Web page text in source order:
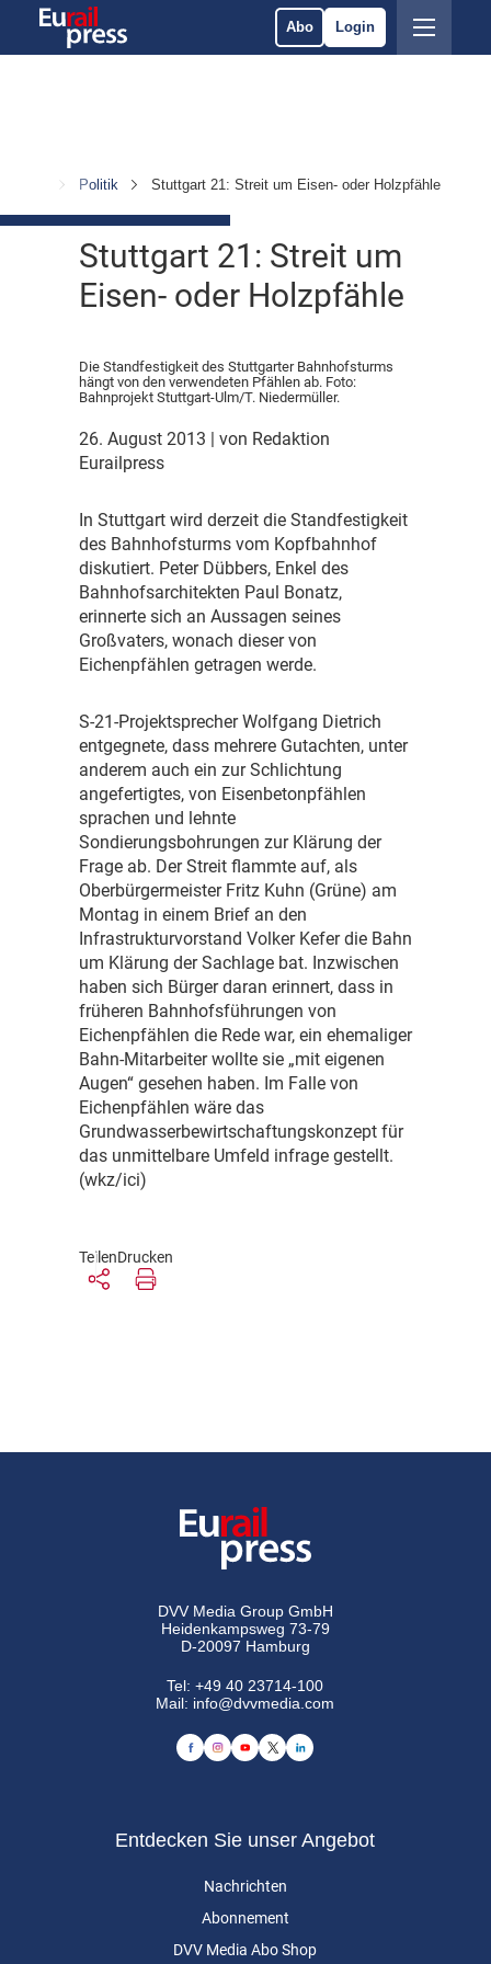
Abo Login
Politik Stuttgart 21: Streit um Eisen- oder Holzpfähle
Stuttgart 21: Streit um
Eisen- oder Holzpfähle
Die Standfestigkeit des Stuttgarter Bahnhofsturms
hängt von den verwendeten Pfählen ab. Foto:
Bahnprojekt Stuttgart-Ulm/T. Niedermüller.
26. August 2013
| von Redaktion
Eurailpress
n Stuttgart wird derzeit die Standfestigkeit
des Bahnhofsturms vom Kopfbahnhof
diskutiert. Peter Dübbers, Enkel des
Bahnhofsarchitekten Paul Bonatz,
erinnerte sich an Aussagen seines
Großvaters, wonach dieser von
Eichenpfählen getragen werde.
S-21-Projektsprecher Wolfgang Dietrich
entgegnete, dass mehrere Gutachten, unter
anderem auch ein zur Schlichtung
angefertigtes, von Eisenbetonpfählen
sprachen und lehnte
Sondierungsbohrungen zur Klärung der
Frage ab. Der Streit flammte auf, als
Oberbürgermeister Fritz Kuhn (Grüne) am
Montag in einem Brief an den
Infrastrukturvorstand Volker Kefer die Bahn
um Klärung der Sachlage bat. Inzwischen
haben sich Bürger daran erinnert, dass in
früheren Bahnhofsführungen von
Eichenpfählen die Rede war, ein ehemaliger
Bahn-Mitarbeiter wollte sie „mit eigenen
Augen“ gesehen haben. Im Falle von
Eichenpfählen wäre das
Grundwasserbewirtschaftungskonzept für
das unmittelbare Umfeld infrage gestellt.
(wkz/ici)
TeilenDrucken
DVV Media Group GmbH
Heidenkampsweg 73-79
D-20097 Hamburg
Tel:+49 40 23714-100
Mail: info@dvvmedia.com
Entdecken Sie unser Angebot
Nachrichten
Abonnement
DVV Media Abo Shop